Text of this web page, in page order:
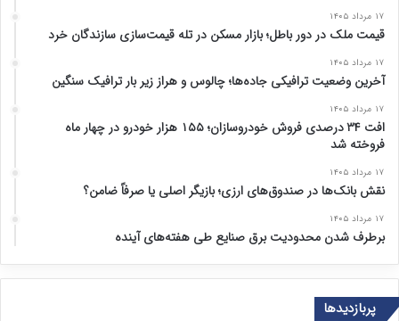
۱۷ مرداد ۱۴۰۵
قیمت ملک در دور باطل؛ بازار مسکن در تله قیمت‌سازی سازندگان خرد
۱۷ مرداد ۱۴۰۵
آخرین وضعیت ترافیکی جاده‌ها؛ چالوس و هراز زیر بار ترافیک سنگین
۱۷ مرداد ۱۴۰۵
افت ۳۴ درصدی فروش خودروسازان؛ ۱۵۵ هزار خودرو در چهار ماه
فروخته شد
۱۷ مرداد ۱۴۰۵
نقش بانک‌ها در صندوق‌های ارزی؛ بازیگر اصلی یا صرفاً ضامن؟
۱۷ مرداد ۱۴۰۵
برطرف شدن محدودیت‌ برق صنایع طی هفته‌های آینده
پربازدیدها